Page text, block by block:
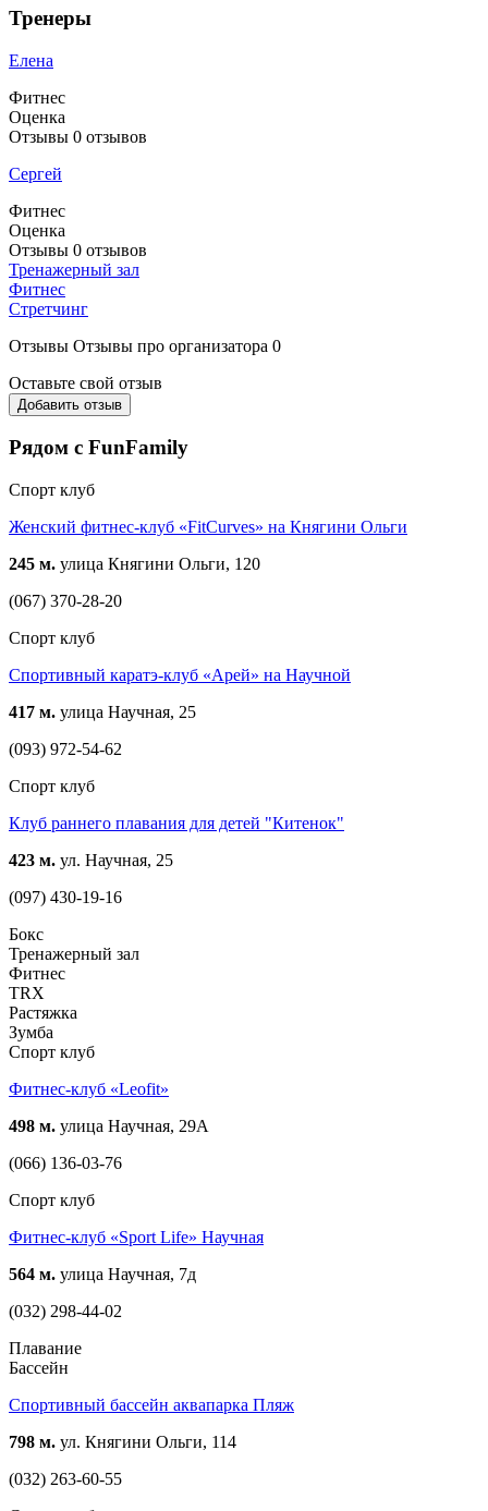
Тренеры
Елена
Фитнес
Оценка
Отзывы 0 отзывов
Сергей
Фитнес
Оценка
Отзывы 0 отзывов
Тренажерный зал
Фитнес
Стретчинг
Отзывы Отзывы про организатора 0
Оставьте свой отзыв
Добавить отзыв
Рядом с FunFamily
Спорт клуб
Женский фитнес-клуб «FitCurves» на Княгини Ольги
245 м. улица Княгини Ольги, 120
(067) 370-28-20
Спорт клуб
Спортивный каратэ-клуб «Арей» на Научной
417 м. улица Научная, 25
(093) 972-54-62
Спорт клуб
Клуб раннего плавания для детей "Китенок"
423 м. ул. Научная, 25
(097) 430-19-16
Бокс
Тренажерный зал
Фитнес
TRX
Растяжка
Зумба
Спорт клуб
Фитнес-клуб «Leofit»
498 м. улица Научная, 29А
(066) 136-03-76
Спорт клуб
Фитнес-клуб «Sport Life» Научная
564 м. улица Научная, 7д
(032) 298-44-02
Плавание
Бассейн
Спортивный бассейн аквапарка Пляж
798 м. ул. Княгини Ольги, 114
(032) 263-60-55